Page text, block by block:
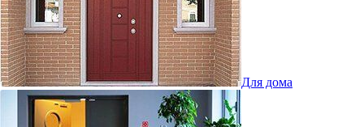
Для дома